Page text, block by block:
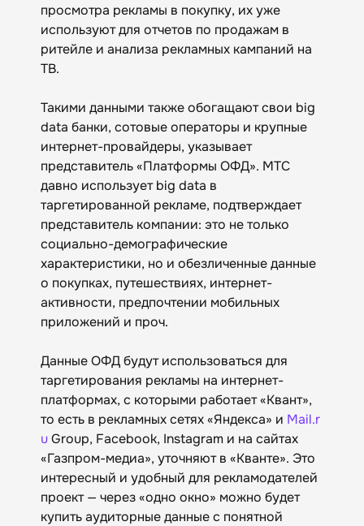
просмотра рекламы в покупку, их уже
используют для отчетов по продажам в
ритейле и анализа рекламных кампаний на
ТВ.
Такими данными также обогащают свои big
data банки, сотовые операторы и крупные
интернет-провайдеры, указывает
представитель «Платформы ОФД». МТС
давно использует big data в
таргетированной рекламе, подтверждает
представитель компании: это не только
социально-демографические
характеристики, но и обезличенные данные
о покупках, путешествиях, интернет-
активности, предпочтении мобильных
приложений и проч.
Данные ОФД будут использоваться для
таргетирования рекламы на интернет-
платформах, с которыми работает «Квант»,
то есть в рекламных сетях «Яндекса» и Mail.r
uGroup, Facebook, Instagram и на сайтах
«Газпром-медиа», уточняют в «Кванте». Это
интересный и удобный для рекламодателей
проект — через «одно окно» можно будет
купить аудиторные данные с понятной